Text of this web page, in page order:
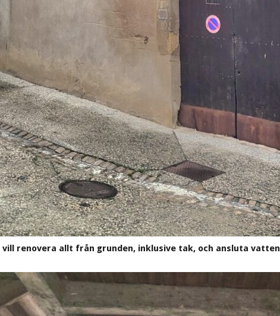
renovera allt från grunden, inklusive tak, och ansluta vatten